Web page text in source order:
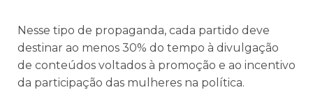
Nesse tipo de propaganda, cada partido deve
destinar ao menos 30% do tempo à divulgação
de conteúdos voltados à promoção e ao incentivo
da participação das mulheres na política.